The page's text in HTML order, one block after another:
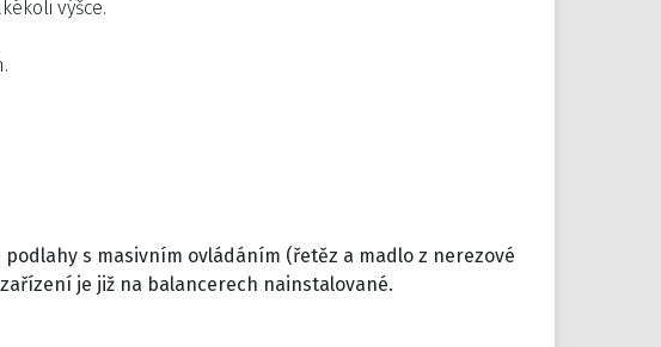
výšce.
podlahy s masivním ovládáním (řetěz a madlo z nerezové
je již na balancerech nainstalované.